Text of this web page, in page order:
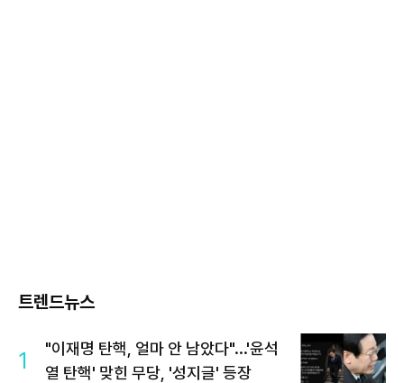
트렌드뉴스
1
"이재명 탄핵, 얼마 안 남았다"...'윤석
열 탄핵' 맞힌 무당, '성지글' 등장